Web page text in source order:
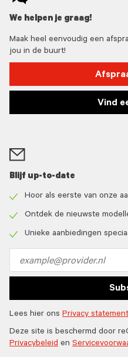
We helpen je graag!
Maak heel eenvoudig een
jou in de buurt!
Vind
Blijf up-to-date
icon
Hoor als eerste van onze
icon
Ontdek de nieuwste
Unieke aanbiedingen
address
Lees hier ons Privacy statement
Deze site is beschermd door
Privacybeleid en